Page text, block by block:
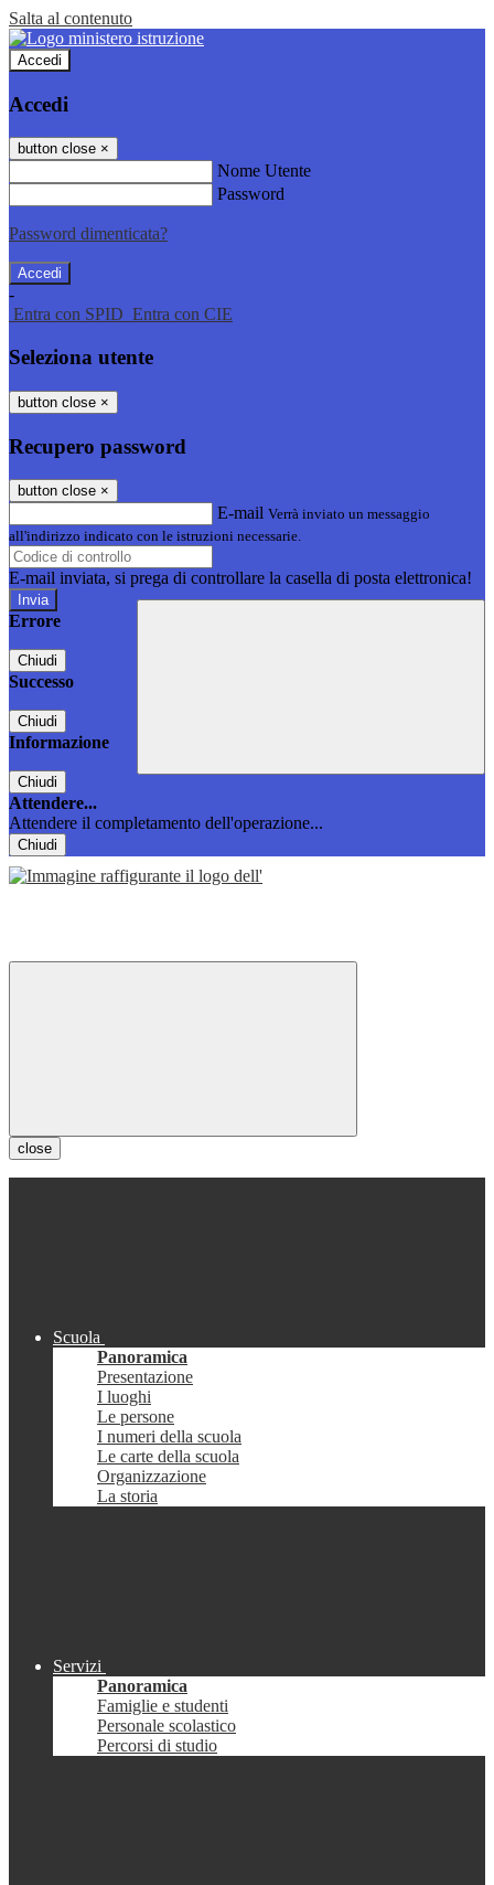
Salta al contenuto
Accedi
Accedi
button close ×
Nome Utente
Password
Password dimenticata?
-
Entra con SPID Entra con CIE
Seleziona utente
button close ×
Recupero password
button close ×
E-mail Verrà inviato un messaggio
all'indirizzo indicato con le istruzioni necessarie.
E-mail inviata, si prega di controllare la casella di posta elettronica!
Errore
Chiudi
Successo
Chiudi
Informazione
Chiudi
Attendere...
Attendere il completamento dell'operazione...
Chiudi
close
Scuola
Panoramica
Presentazione
I luoghi
Le persone
I numeri della scuola
Le carte della scuola
Organizzazione
La storia
Servizi
Panoramica
Famiglie e studenti
Personale scolastico
Percorsi di studio